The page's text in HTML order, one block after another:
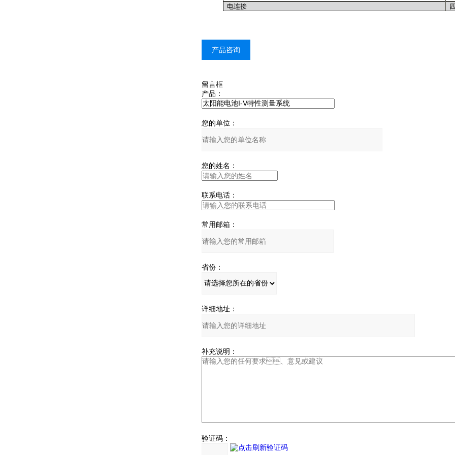
电连接
产品咨询
留言框
产品：
您的单位：
您的姓名：
联系电话：
常用邮箱：
省份：
详细地址：
补充说明：
验证码：